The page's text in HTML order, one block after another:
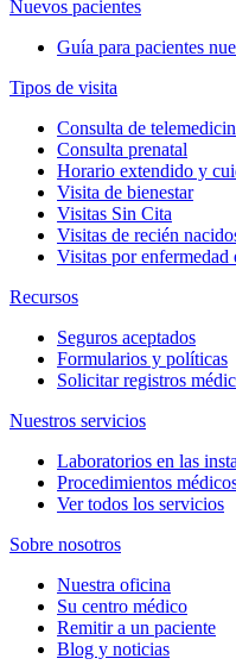
Nuevos pacientes
Guía para pacientes
Tipos de visita
Consulta de
Consulta prenatal
Horario extendido y
Visita de bienestar
Visitas Sin Cita
Visitas de recién
Visitas por enfermedad
Recursos
Seguros aceptados
Formularios y políticas
Solicitar registros
Nuestros servicios
Laboratorios en las
Procedimientos
Ver todos los servicios
Sobre nosotros
Nuestra oficina
Su centro médico
Remitir a un paciente
Blog y noticias